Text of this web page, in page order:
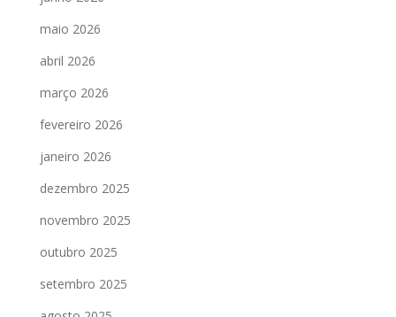
maio 2026
abril 2026
março 2026
fevereiro 2026
janeiro 2026
dezembro 2025
novembro 2025
outubro 2025
setembro 2025